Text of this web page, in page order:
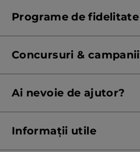
Programe de fidelitate
Concursuri & campanii
Listă prețuri standard
Ai nevoie de ajutor?
Informații utile